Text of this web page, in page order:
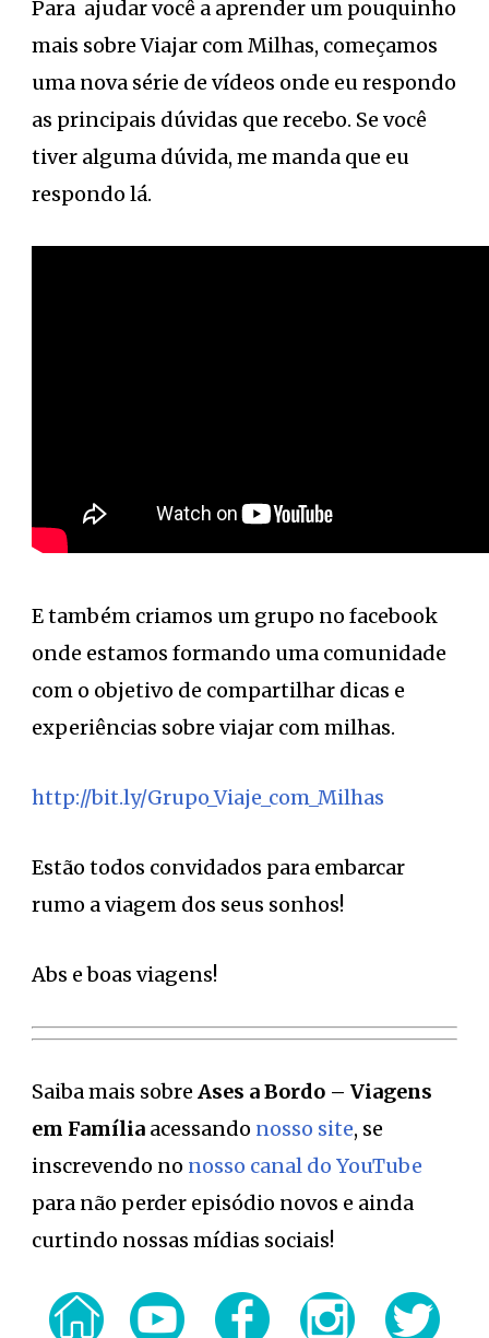
Para ajudar você a aprender um pouquinho
mais sobre Viajar com Milhas, começamos
uma nova série de vídeos onde eu respondo
as principais dúvidas que recebo. Se você
tiver alguma dúvida, me manda que eu
respondo lá.
E também criamos um grupo no facebook
onde estamos formando uma comunidade
com o objetivo de compartilhar dicas e
experiências sobre viajar com milhas.
http://bit.ly/Grupo_Viaje_com_Milhas
Estão todos convidados para embarcar
rumo a viagem dos seus sonhos!
Abs e boas viagens!
Saiba mais sobre Ases a Bordo – Viagens
em Família acessando nosso site, se
inscrevendo no nosso canal do YouTube
para não perder episódio novos e ainda
curtindo nossas mídias sociais!